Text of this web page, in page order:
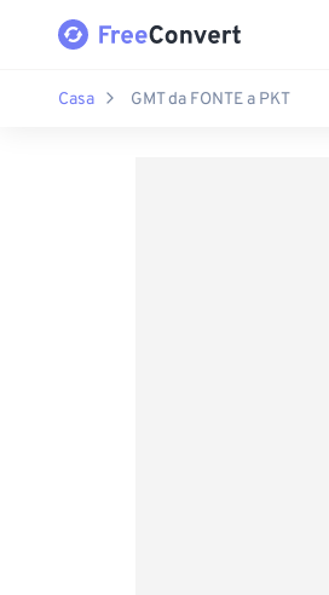
Casa GMT da FONTE a PKT